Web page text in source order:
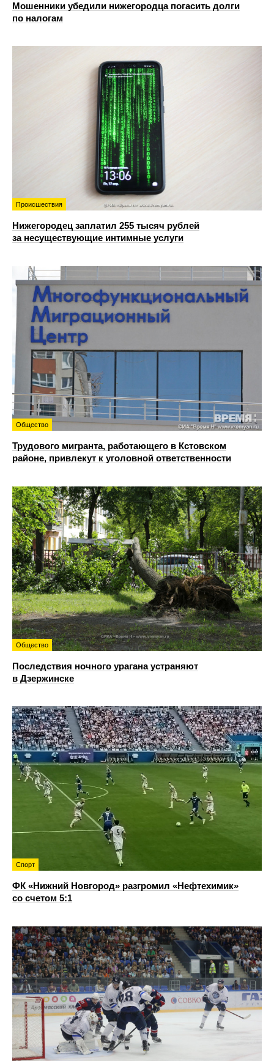
Мошенники убедили нижегородца погасить долги
по налогам
Происшествия
Нижегородец заплатил 255 тысяч рублей
за несуществующие интимные услуги
Общество
Трудового мигранта, работающего в Кстовском
районе, привлекут к уголовной ответственности
Общество
Последствия ночного урагана устраняют
в Дзержинске
Спорт
ФК «Нижний Новгород» разгромил «Нефтехимик»
со счетом 5:1